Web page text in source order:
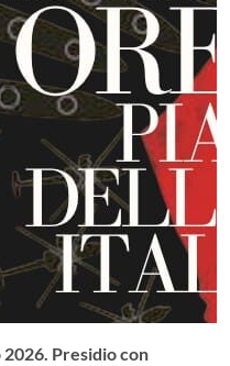
Presidio con